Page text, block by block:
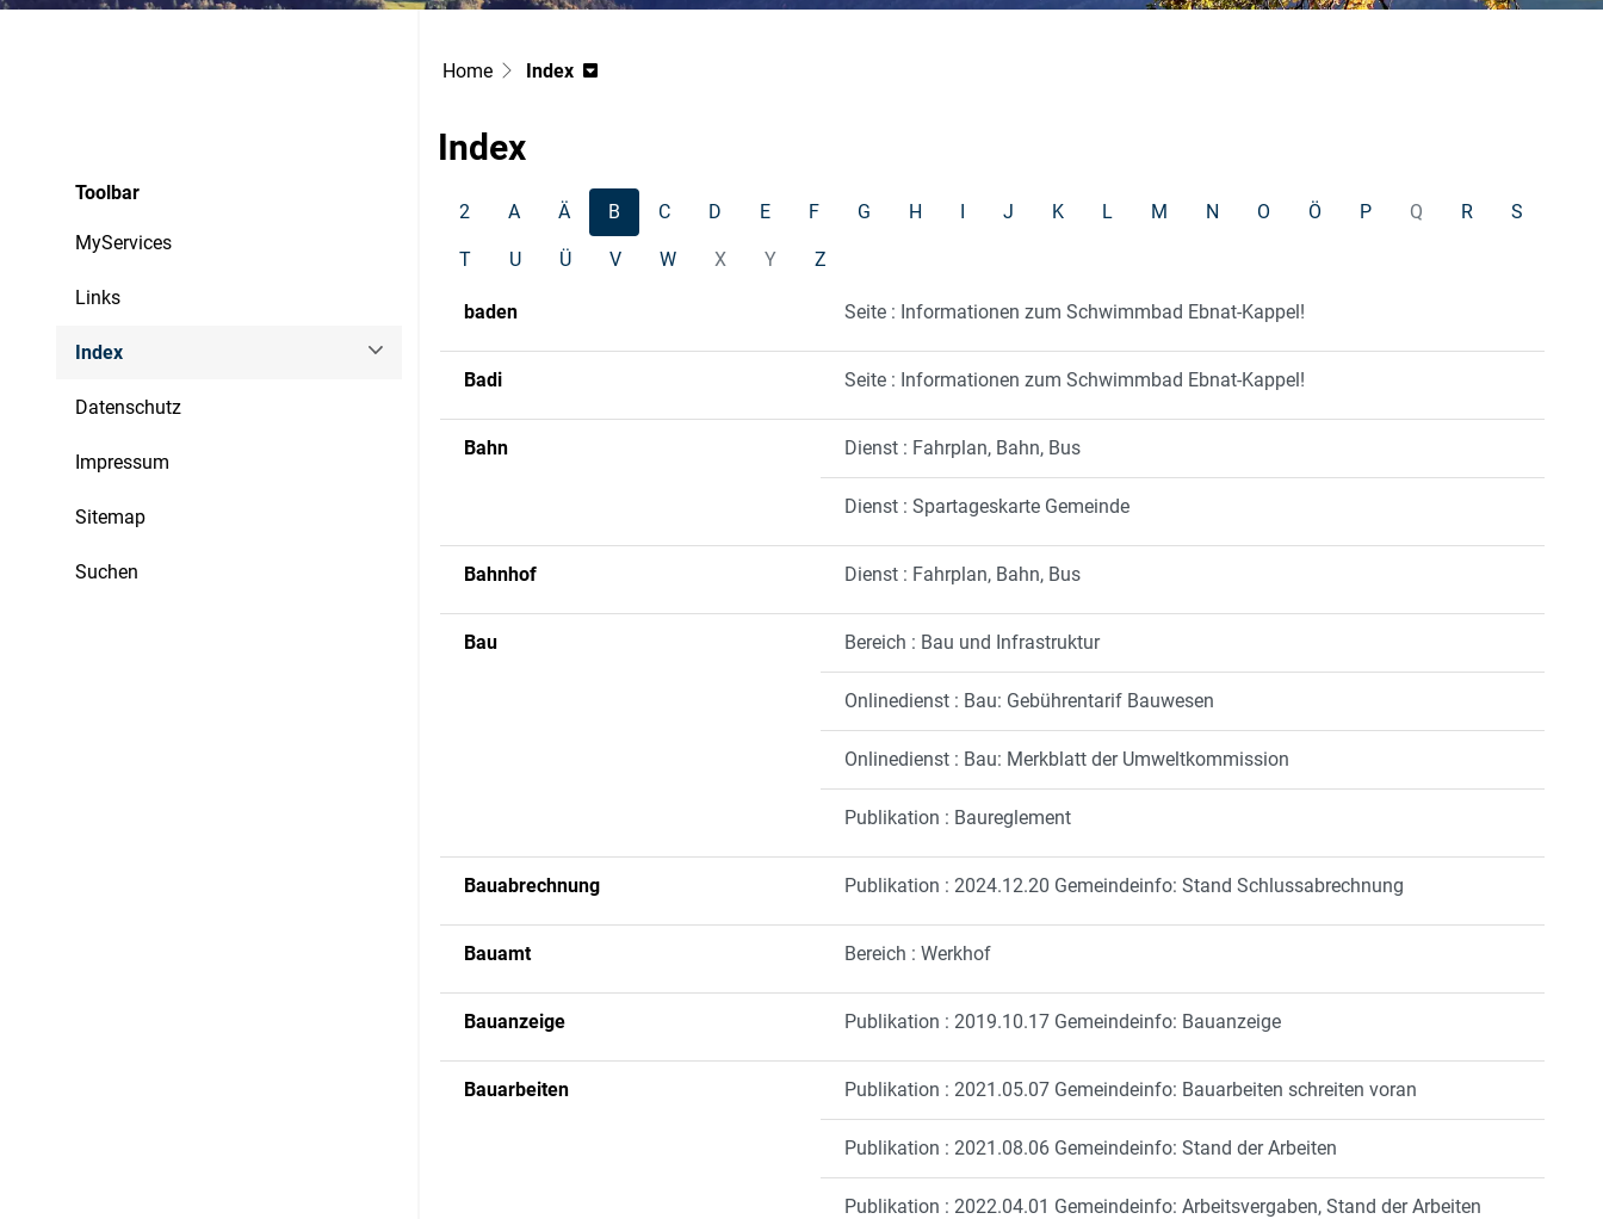
Home Index
Index
Toolbar
MyServices
Links
Index
Datenschutz
Impressum
Sitemap
Suchen
2 A Ä B C D E F G H I J K L M N O Ö P Q R S
T U Ü V W X Y Z
baden Seite : Informationen zum Schwimmbad Ebnat-Kappel!
Badi Seite : Informationen zum Schwimmbad Ebnat-Kappel!
Bahn Dienst : Fahrplan, Bahn, Bus
Dienst : Spartageskarte Gemeinde
Bahnhof Dienst : Fahrplan, Bahn, Bus
Bau Bereich : Bau und Infrastruktur
Onlinedienst : Bau: Gebührentarif Bauwesen
Onlinedienst : Bau: Merkblatt der Umweltkommission
Publikation : Baureglement
Bauabrechnung Publikation : 2024.12.20 Gemeindeinfo: Stand Schlussabrechnung
Bauamt Bereich : Werkhof
Bauanzeige Publikation : 2019.10.17 Gemeindeinfo: Bauanzeige
Bauarbeiten Publikation : 2021.05.07 Gemeindeinfo: Bauarbeiten schreiten voran
Publikation : 2021.08.06 Gemeindeinfo: Stand der Arbeiten
Publikation : 2022.04.01 Gemeindeinfo: Arbeitsvergaben, Stand der Arbeiten